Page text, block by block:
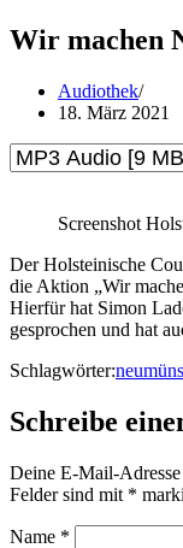
Wir machen
Audiothek
18. März 2021
Screenshot
Der Holsteinische
die Aktion „Wir
Hierfür hat Simon
gesprochen und hat
Schlagwörter:
Schreibe
Deine E-Mail-
Felder sind mit *
Name *